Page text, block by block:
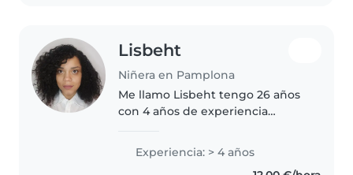
Lisbeht
Niñera en Pamplona
Me llamo Lisbeht tengo 26 años
con 4 años de experiencia
pequeños y preescolares. Soy
responsable, paciente y creativa,
Experiencia: > 4 años